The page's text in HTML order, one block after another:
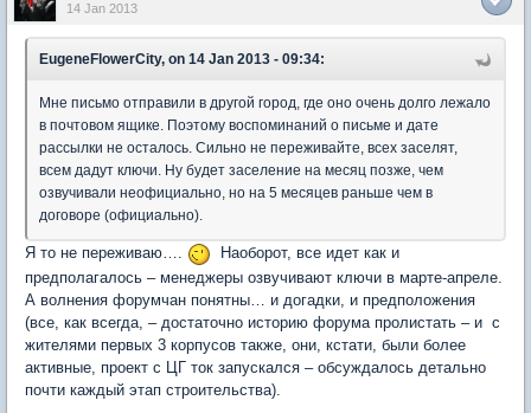
14 Jan 2013
EugeneFlowerCity, on 14 Jan 2013 - 09:34:
Мне письмо отправили в другой город, где оно очень долго лежало
в почтовом ящике. Поэтому воспоминаний о письме и дате
рассылки не осталось. Сильно не переживайте, всех заселят,
всем дадут ключи. Ну будет заселение на месяц позже, чем
озвучивали неофициально, но на 5 месяцев раньше чем в
договоре (официально).
Я то не переживаю….
Наоборот, все идет как и
предполагалось – менеджеры озвучивают ключи в марте-апреле.
А волнения форумчан понятны… и догадки, и предположения
(все, как всегда, – достаточно историю форума пролистать – и с
жителями первых 3 корпусов также, они, кстати, были более
активные, проект с ЦГ ток запускался – обсуждалось детально
почти каждый этап строительства).